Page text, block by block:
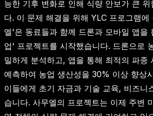
능한 기후 변화로 인해 식량 안보가 큰 위
다. 이 문제 해결을 위해 YLC 프로그램
엘'은 동료들과 함께 드론과 모바일 앱을
업' 프로젝트를 시작했습니다. 드론으로
밀하게 분석하고, 앱을 통해 최적의 파종
예측하여 농업 생산성을 30% 이상 향상
이들에게 초기 자금과 기술 교육, 비즈니
습니다. 사무엘의 프로젝트는 이제 주변